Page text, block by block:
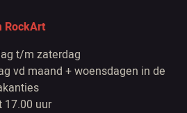
RockArt
t/m zaterdag
vd maand + woensdagen in de
17.00 uur